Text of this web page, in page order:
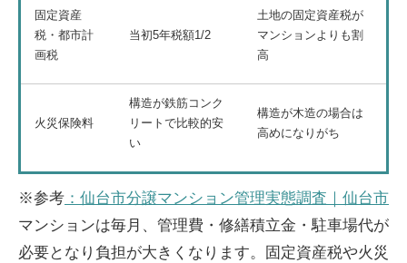
固定資産
税・都市計
画税
当初5年税額1/2
土地の固定資産税が
マンションよりも割
高
火災保険料
構造が鉄筋コンク
リートで比較的安
い
構造が木造の場合は
高めになりがち
※参考 ：仙台市分譲マンション管理実態調査｜仙台市
マンションは毎月、管理費・修繕積立金・駐車場代が
必要となり負担が大きくなります。固定資産税や火災